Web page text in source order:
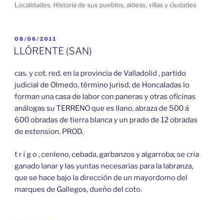
Localidades. Historia de sus pueblos, aldeas, villas y ciudades
PUBLICADO
EL
08/06/2011
LLÓRENTE (SAN)
cas. y cot. red. en la provincia de Valladolid , partido
judicial de Olmedo, término jurisd. de Honcaladas lo
forman una casa de labor con paneras y otras oficinas
análogas su TERRENO que es llano, abraza de 500 á
600 obradas de tierra blanca y un prado de 12 obradas
de estension. PROD.
t r i g o , cenleno, cebada, garbanzos y algarroba; se cria
ganado lanar y las yuntas necesarias para la labranza,
que se hace bajo la dirección de un mayordomo del
marques de Gallegos, dueño del coto.